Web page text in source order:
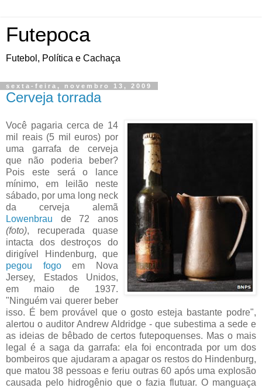
Futepoca
Futebol, Política e Cachaça
sexta-feira, novembro 13, 2009
Cerveja torrada
Você pagaria cerca de 14
mil reais (5 mil euros) por
uma garrafa de cerveja
que não poderia beber?
Pois este será o lance
mínimo, em leilão neste
sábado, por uma long neck
da cerveja alemã
Lowenbrau de 72 anos
(foto), recuperada quase
intacta dos destroços do
dirigível Hindenburg, que
pegou fogoem Nova
Jersey, Estados Unidos,
em maio de 1937.
"Ninguém vai querer beber
isso. É bem provável que o gosto esteja bastante podre",
alertou o auditor Andrew Aldridge - que subestima a sede e
as ideias de bêbado de certos futepoquenses. Mas o mais
legal é a saga da garrafa: ela foi encontrada por um dos
bombeiros que ajudaram a apagar os restos do Hindenburg,
que matou 38 pessoas e feriu outras 60 após uma explosão
causada pelo hidrogênio que o fazia flutuar. O manguaça